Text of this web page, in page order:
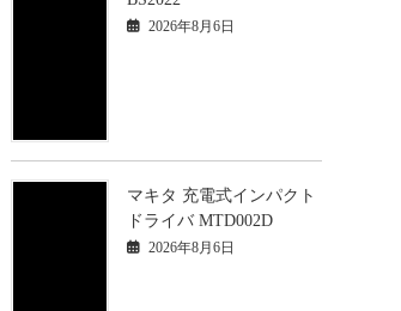
2026年8月6日
マキタ 充電式インパクト
ドライバ MTD002D
2026年8月6日